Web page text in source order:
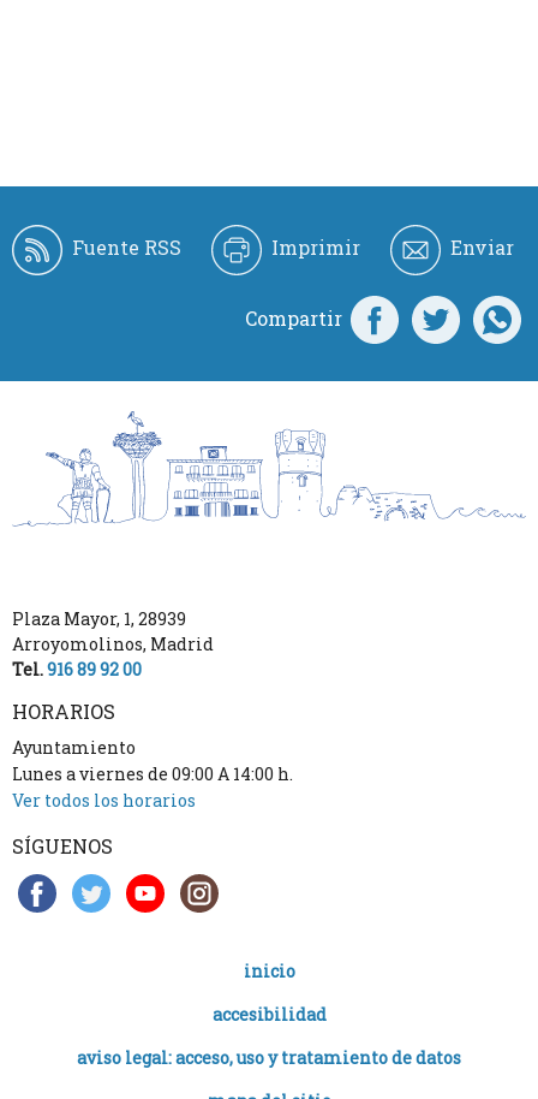
Fuente RSS Imprimir Enviar
Compartir
Plaza Mayor, 1, 28939
Arroyomolinos, Madrid
Tel.916 89 92 00
HORARIOS
Ayuntamiento
Lunes a viernes de 09:00 A 14:00 h.
Ver todos los horarios
SÍGUENOS
inicio
accesibilidad
aviso legal: acceso, uso y tratamiento de datos